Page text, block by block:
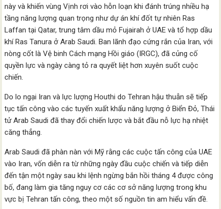
này và khiến vùng Vịnh rơi vào hỗn loạn khi đánh trúng nhiều hạ
tầng năng lượng quan trọng như dự án khí đốt tự nhiên Ras
Laffan tại Qatar, trung tâm dầu mỏ Fujairah ở UAE và tổ hợp dầu
khí Ras Tanura ở Arab Saudi. Ban lãnh đạo cứng rắn của Iran, với
nòng cốt là Vệ binh Cách mạng Hồi giáo (IRGC), đã củng cố
quyền lực và ngày càng tỏ ra quyết liệt hơn xuyên suốt cuộc
chiến.
Do lo ngại Iran và lực lượng Houthi do Tehran hậu thuẫn sẽ tiếp
tục tấn công vào các tuyến xuất khẩu năng lượng ở Biển Đỏ, Thái
tử Arab Saudi đã thay đổi chiến lược và bắt đầu nỗ lực hạ nhiệt
căng thẳng.
Arab Saudi đã phàn nàn với Mỹ rằng các cuộc tấn công của UAE
vào Iran, vốn diễn ra từ những ngày đầu cuộc chiến và tiếp diễn
đến tận một ngày sau khi lệnh ngừng bắn hồi tháng 4 được công
bố, đang làm gia tăng nguy cơ các cơ sở năng lượng trong khu
vực bị Tehran tấn công, theo một số nguồn tin am hiểu vấn đề.